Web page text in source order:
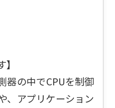
器の中でCPUを制御
、アプリケーション